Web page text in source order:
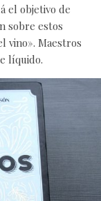
el objetivo de
sobre estos
vino». Maestros
líquido.